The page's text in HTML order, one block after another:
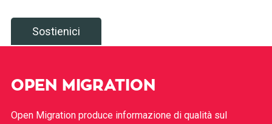
Sostienici
OPEN MIGRATION
Open Migration produce informazione di qualità sul